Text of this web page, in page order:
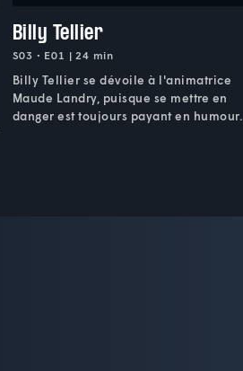
Billy Tellier
S03 • E01 | 24 min
Billy Tellier se dévoile à l'animatrice
Maude Landry, puisque se mettre en
danger est toujours payant en humour.